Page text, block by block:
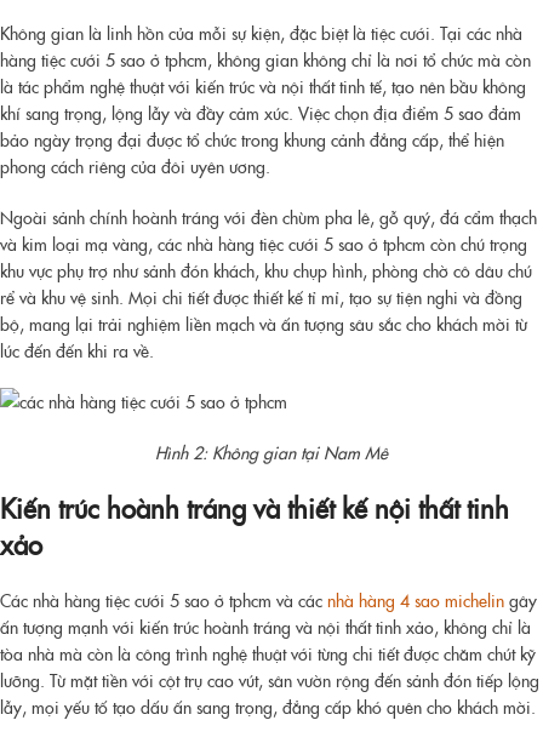
Không gian là linh hồn của mỗi sự kiện, đặc biệt là tiệc cưới. Tại các nhà
hàng tiệc cưới 5 sao ở tphcm, không gian không chỉ là nơi tổ chức mà còn
là tác phẩm nghệ thuật với kiến trúc và nội thất tinh tế, tạo nên bầu không
khí sang trọng, lộng lẫy và đầy cảm xúc. Việc chọn địa điểm 5 sao đảm
bảo ngày trọng đại được tổ chức trong khung cảnh đẳng cấp, thể hiện
phong cách riêng của đôi uyên ương.
Ngoài sảnh chính hoành tráng với đèn chùm pha lê, gỗ quý, đá cẩm thạch
và kim loại mạ vàng, các nhà hàng tiệc cưới 5 sao ở tphcm còn chú trọng
khu vực phụ trợ như sảnh đón khách, khu chụp hình, phòng chờ cô dâu chú
rể và khu vệ sinh. Mọi chi tiết được thiết kế tỉ mỉ, tạo sự tiện nghi và đồng
bộ, mang lại trải nghiệm liền mạch và ấn tượng sâu sắc cho khách mời từ
lúc đến đến khi ra về.
Hình 2: Không gian tại Nam Mê
Kiến trúc hoành tráng và thiết kế nội thất tinh
xảo
Các nhà hàng tiệc cưới 5 sao ở tphcm và các nhà hàng 4 sao michelin gây
ấn tượng mạnh với kiến trúc hoành tráng và nội thất tinh xảo, không chỉ là
tòa nhà mà còn là công trình nghệ thuật với từng chi tiết được chăm chút kỹ
lưỡng. Từ mặt tiền với cột trụ cao vút, sân vườn rộng đến sảnh đón tiếp lộng
lẫy, mọi yếu tố tạo dấu ấn sang trọng, đẳng cấp khó quên cho khách mời.